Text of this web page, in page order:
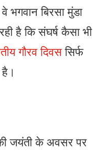
भगवान बिरसा मुंडा
है कि संघर्ष कैसा भी
गौरव दिवस सिर्फ
जयंती के अवसर पर